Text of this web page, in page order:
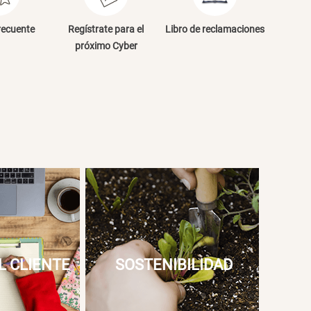
Regístrate para el
próximo Cyber
Libro de reclamaciones
CLIENTE SOSTENIBILIDAD